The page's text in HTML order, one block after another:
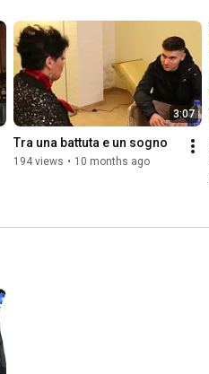
3:07
Tra una battuta e un sogno
194 views • 10 months ago